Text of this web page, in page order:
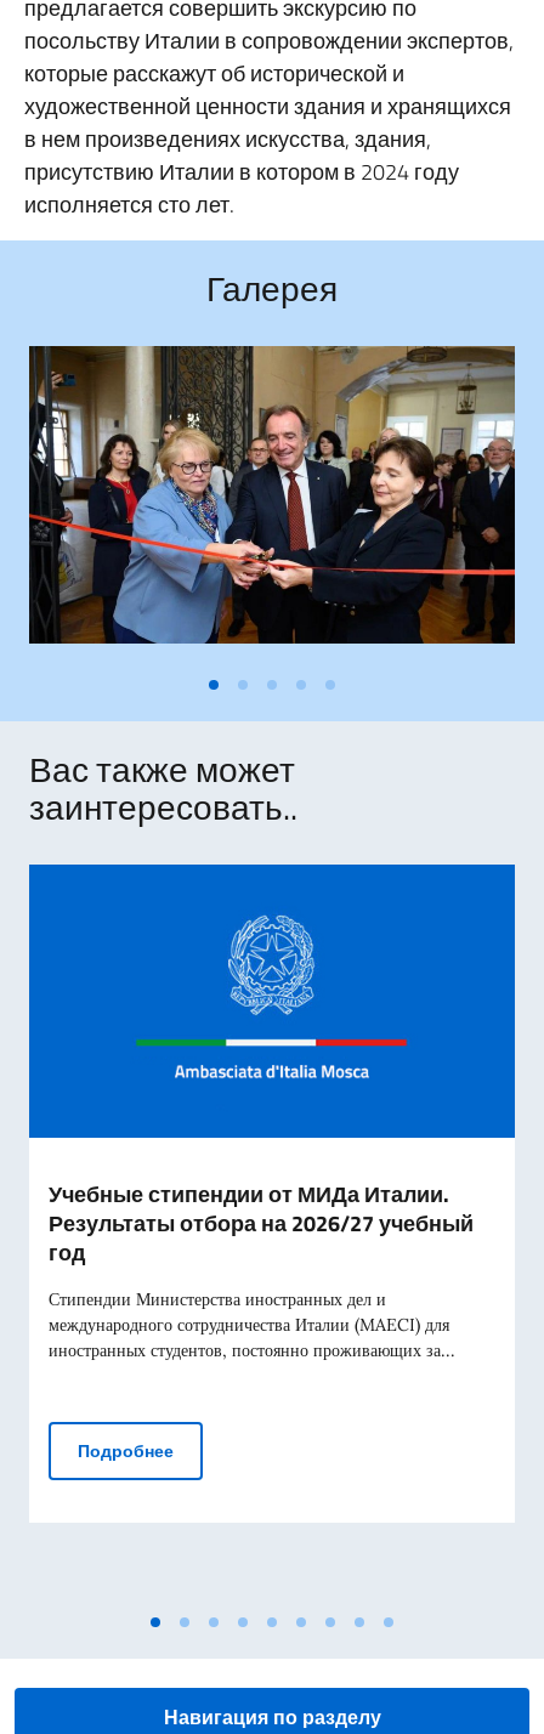
предлагается совершить экскурсию по
посольству Италии в сопровождении экспертов,
которые расскажут об исторической и
художественной ценности здания и хранящихся
в нем произведениях искусства, здания,
присутствию Италии в котором в 2024 году
исполняется сто лет.
Галерея
Вас также может
заинтересовать..
Учебные стипендии от МИДа Италии.
Результаты отбора на 2026/27 учебный
год
Стипендии Министерства иностранных дел и
международного сотрудничества Италии (MAECI) для
иностранных студентов, постоянно проживающих за...
ПодробнееУчебные стипендии от МИДа Италии.
Навигация по разделу